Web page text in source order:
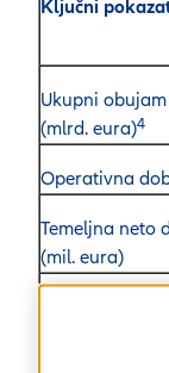
Ključni
Ukupni
(mlrd. eura)4
Operativna
Temeljna neto
(mil. eura)